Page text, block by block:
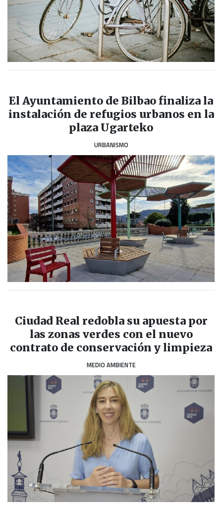
El Ayuntamiento de Bilbao finaliza la
instalación de refugios urbanos en la
plaza Ugarteko
URBANISMO
Ciudad Real redobla su apuesta por
las zonas verdes con el nuevo
contrato de conservación y limpieza
MEDIO AMBIENTE